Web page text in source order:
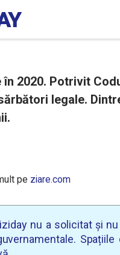
în 2020. Potrivit
legale.
pe ziare.com
nu a solicitat și